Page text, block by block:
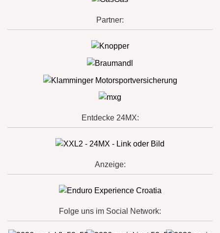
Partner:
Entdecke 24MX:
Anzeige:
Folge uns im Social Network: